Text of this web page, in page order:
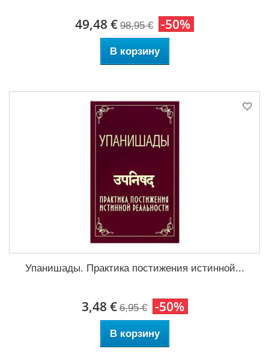
49,48 € 98,95 € -50%
В корзину
Упанишады. Практика постижения истинной...
3,48 € 6,95 € -50%
В корзину